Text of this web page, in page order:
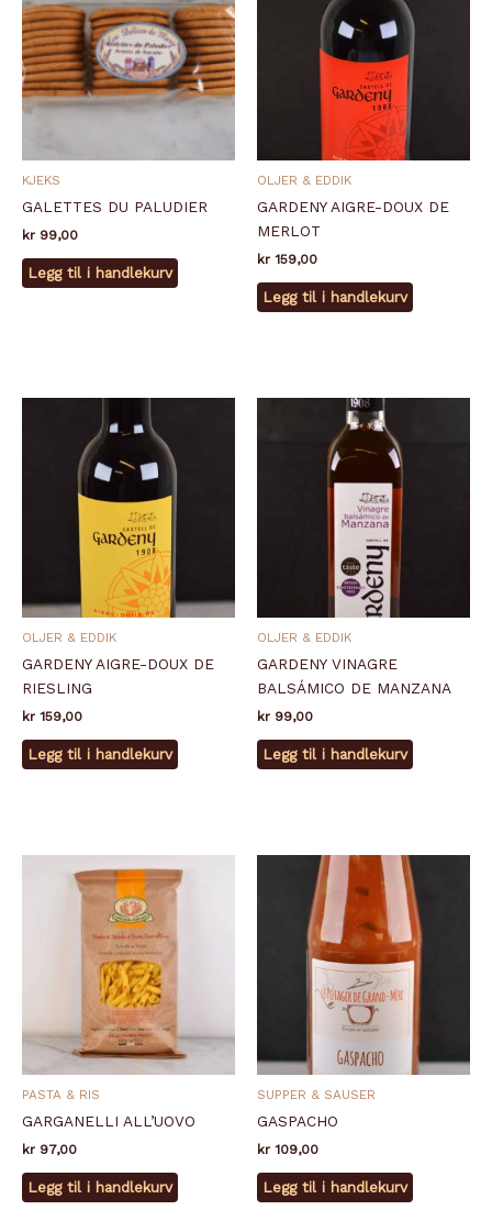
KJEKS
GALETTES DU PALUDIER
kr 99,00
Legg til i handlekurv
OLJER & EDDIK
GARDENY AIGRE-DOUX DE
MERLOT
kr 159,00
Legg til i handlekurv
OLJER & EDDIK
GARDENY AIGRE-DOUX DE
RIESLING
kr 159,00
Legg til i handlekurv
OLJER & EDDIK
GARDENY VINAGRE
BALSÁMICO DE MANZANA
kr 99,00
Legg til i handlekurv
PASTA & RIS
GARGANELLI ALL’UOVO
kr 97,00
Legg til i handlekurv
SUPPER & SAUSER
GASPACHO
kr 109,00
Legg til i handlekurv